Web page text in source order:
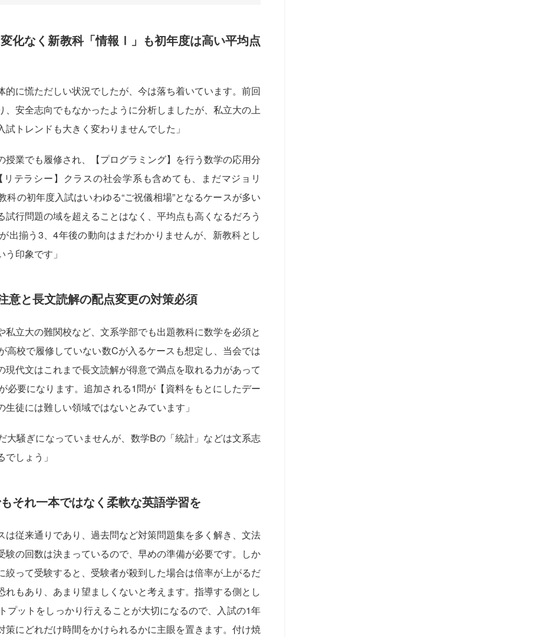
化なく新教科「情報Ⅰ」も初年度は高い平均点
に慌ただしい状況でしたが、今は落ち着いています。前回
安全志向でもなかったように分析しましたが、私立大の上
トレンドも大きく変わりませんでした」
業でも履修され、【プログラミング】を行う数学の応用分
テラシー】クラスの社会学系も含めても、まだマジョリ
の初年度入試はいわゆる“ご祝儀相場”となるケースが多い
行問題の域を超えることはなく、平均点も高くなるだろう
出揃う3、4年後の動向はまだわかりませんが、新教科とし
印象です」
意と長文読解の配点変更の対策必須
立大の難関校など、文系学部でも出題教科に数学を必須と
高校で履修していない数Cが入るケースも想定し、当会では
代文はこれまで長文読解が得意で満点を取れる力があって
必要になります。追加される1問が【資料をもとにしたデー
徒には難しい領域ではないとみています」
騒ぎになっていませんが、数学Bの「統計」などは文系志
しょう」
それ一本ではなく柔軟な英語学習を
従来通りであり、過去問など対策問題集を多く解き、文法
の回数は決まっているので、早めの準備が必要です。しか
絞って受験すると、受験者が殺到した場合は倍率が上がるだ
もあり、あまり望ましくないと考えます。指導する側とし
プットをしっかり行えることが大切になるので、入試の1年
にどれだけ時間をかけられるかに主眼を置きます。付け焼